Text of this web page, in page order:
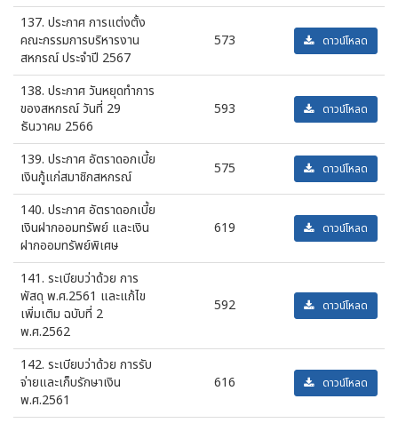
137. ประกาศ การแต่งตั้ง
คณะกรรมการบริหารงาน
สหกรณ์ ประจำปี 2567
573 ดาวน์โหลด
138. ประกาศ วันหยุดทำการ
ของสหกรณ์ วันที่ 29
ธันวาคม 2566
593 ดาวน์โหลด
139. ประกาศ อัตราดอกเบี้ย
เงินกู้แก่สมาชิกสหกรณ์
575 ดาวน์โหลด
140. ประกาศ อัตราดอกเบี้ย
เงินฝากออมทรัพย์ และเงิน
ฝากออมทรัพย์พิเศษ
619 ดาวน์โหลด
141. ระเบียบว่าด้วย การ
พัสดุ พ.ศ.2561 และแก้ไข
เพิ่มเติม ฉบับที่ 2
พ.ศ.2562
592 ดาวน์โหลด
142. ระเบียบว่าด้วย การรับ
จ่ายและเก็บรักษาเงิน
พ.ศ.2561
616 ดาวน์โหลด